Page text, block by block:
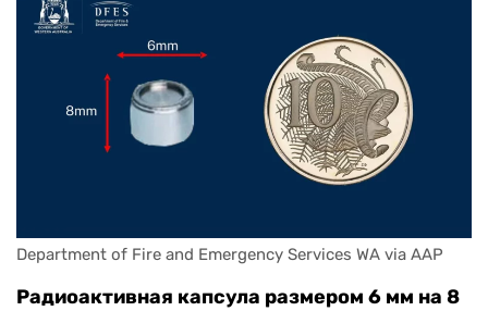
Department of Fire and Emergency Services WA via AAP
Радиоактивная капсула размером 6 мм на 8